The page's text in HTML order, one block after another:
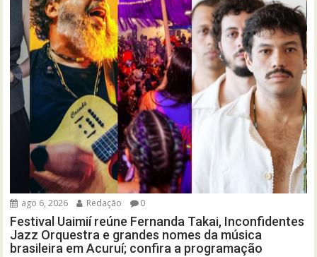
ago 6, 2026 Redação 0
Festival Uaimií reúne Fernanda Takai, Inconfidentes
Jazz Orquestra e grandes nomes da música
brasileira em Acuruí; confira a programação